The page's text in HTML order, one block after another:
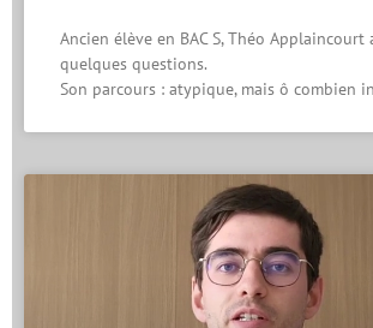
Ancien élève en BAC S, Théo Applaincourt
quelques questions.
Son parcours : atypique, mais ô combien